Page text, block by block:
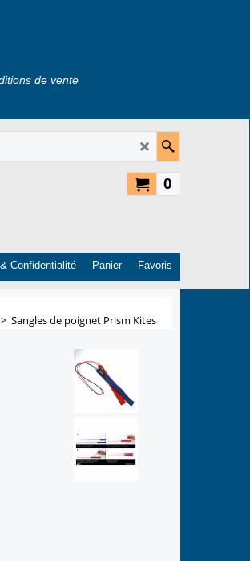
de vente
0
Confidentialité Panier Favoris
> Sangles de poignet Prism Kites